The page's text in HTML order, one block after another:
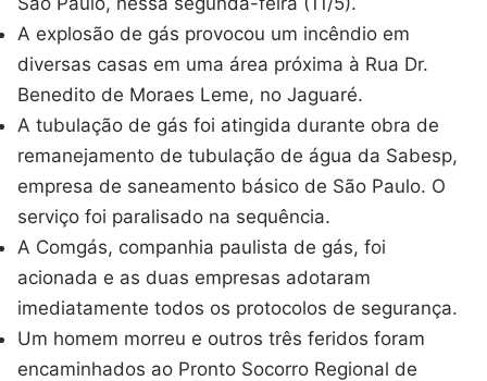
A explosão de gás provocou um incêndio em
diversas casas em uma área próxima à Rua Dr.
Benedito de Moraes Leme, no Jaguaré.
A tubulação de gás foi atingida durante obra de
remanejamento de tubulação de água da Sabesp,
empresa de saneamento básico de São Paulo. O
serviço foi paralisado na sequência.
A Comgás, companhia paulista de gás, foi
acionada e as duas empresas adotaram
imediatamente todos os protocolos de segurança.
Um homem morreu e outros três feridos foram
encaminhados ao Pronto Socorro Regional de